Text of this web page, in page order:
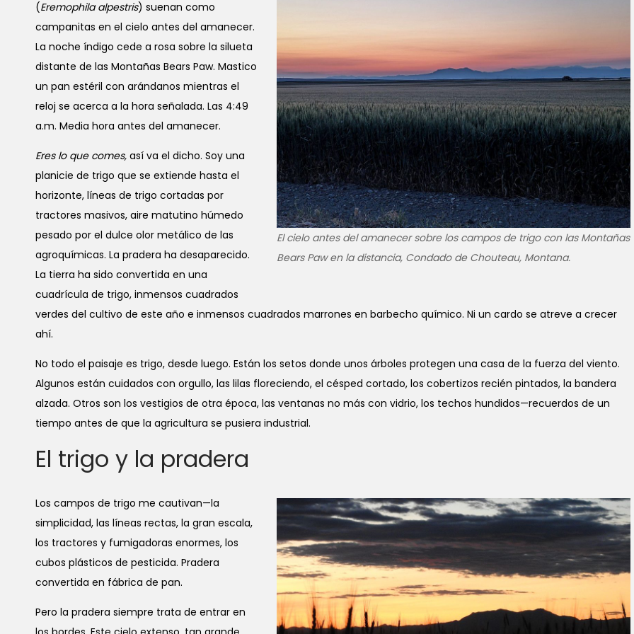
El cielo antes del amanecer sobre los campos de trigo con las Montañas
Bears Paw en la distancia, Condado de Chouteau, Montana.
(Eremophila alpestris) suenan como
campanitas en el cielo antes del amanecer.
La noche índigo cede a rosa sobre la silueta
distante de las Montañas Bears Paw. Mastico
un pan estéril con arándanos mientras el
reloj se acerca a la hora señalada. Las 4:49
a.m. Media hora antes del amanecer.
Eres lo que comes, así va el dicho. Soy una
planicie de trigo que se extiende hasta el
horizonte, líneas de trigo cortadas por
tractores masivos, aire matutino húmedo
pesado por el dulce olor metálico de las
agroquímicas. La pradera ha desaparecido.
La tierra ha sido convertida en una
cuadrícula de trigo, inmensos cuadrados
verdes del cultivo de este año e inmensos cuadrados marrones en barbecho químico. Ni un cardo se atreve a crecer
ahí.
No todo el paisaje es trigo, desde luego. Están los setos donde unos árboles protegen una casa de la fuerza del viento.
Algunos están cuidados con orgullo, las lilas floreciendo, el césped cortado, los cobertizos recién pintados, la bandera
alzada. Otros son los vestigios de otra época, las ventanas no más con vidrio, los techos hundidos—recuerdos de un
tiempo antes de que la agricultura se pusiera industrial.
El trigo y la pradera
Los campos de trigo me cautivan—la
simplicidad, las líneas rectas, la gran escala,
los tractores y fumigadoras enormes, los
cubos plásticos de pesticida. Pradera
convertida en fábrica de pan.
Pero la pradera siempre trata de entrar en